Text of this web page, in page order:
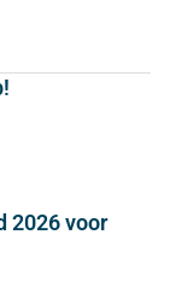
2026 voor